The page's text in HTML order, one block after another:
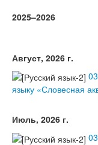
2025–2026
Август, 2026 г.
языку «Словесная
Июль, 2026 г.